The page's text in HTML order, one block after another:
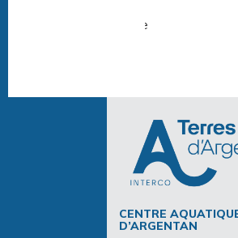
Léger - André Mare
CENTRE
D’ARGENTAN